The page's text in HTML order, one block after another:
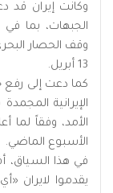
وكانت إيران قد
الجبهات، بما
وقف الحصار
13 أبريل.
كما دعت إلى رفع
الإيرانية
الأمد، وفقاً لما
الأسبوع الماضي.
في هذا السياق،
يقدموا لايران